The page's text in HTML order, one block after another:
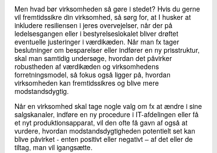
Men hvad bør virksomheden så gøre i stedet? Hvis du gerne
vil fremtidssikre din virksomhed, så sørg for, at I husker at
inkludere resiliensen i jeres overvejelser, når der på
ledelsesgangen eller i bestyrelseslokalet bliver drøftet
eventuelle justeringer i værdikæden. Når man fx tager
beslutninger om besparelser eller indfører en ny prisstruktur,
skal man samtidig undersøge, hvordan det påvirker
robustheden af værdikæden og virksomhedens
forretningsmodel, så fokus også ligger på, hvordan
virksomheden kan fremtidssikres og blive mere
modstandsdygtig.
Når en virksomhed skal tage nogle valg om fx at ændre i sine
salgskanaler, indføre en ny procedure i IT-afdelingen eller få
et nyt produktionsapparat, vil den ofte få gavn af også at
vurdere, hvordan modstandsdygtigheden potentielt set kan
blive påvirket - enten positivt eller negativt – af det eller de
tiltag, man vil igangsætte.